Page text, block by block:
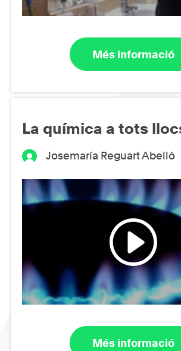
Més informació
La química a tots
Josemaría Reguart Abelló
Més informació